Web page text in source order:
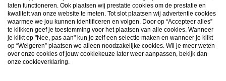
Lid worden
Snel navigeren
laten functioneren. Ook plaatsen wij prestatie cookies om de prestatie en
kwaliteit van onze website te meten. Tot slot plaatsen wij advertentie cookies
waarmee we jou kunnen identificeren en volgen. Door op “Accepteer alles”
te klikken geef je toestemming voor het plaatsen van alle cookies. Wanneer
je klikt op "Nee, pas aan" kun je zelf een selectie maken en wanneer je klikt
op “Weigeren” plaatsen we alleen noodzakelijke cookies. Wil je meer weten
over onze cookies of jouw cookiekeuze later weer aanpassen, bekijk dan
onze cookieverklaring.